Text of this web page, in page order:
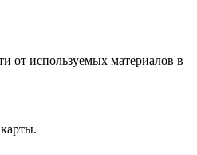
от используемых материалов в